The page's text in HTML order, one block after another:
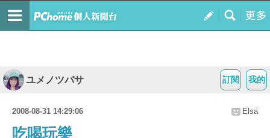
我的
訂閱
ユメノツバサ
2008-08-31 14:29:06 Elsa
吃喝玩樂